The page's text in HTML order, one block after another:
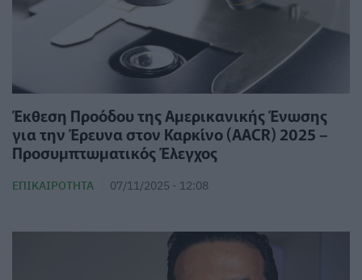
Έκθεση Προόδου της Αμερικανικής Ένωσης
για την Έρευνα στον Καρκίνο (AACR) 2025 –
Προσυμπτωματικός Έλεγχος
ΕΠΙΚΑΙΡΌΤΗΤΑ 07/11/2025 - 12:08